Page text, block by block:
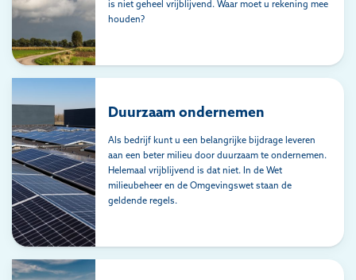
is niet geheel vrijblijvend. Waar moet u rekening mee
houden?
Duurzaam ondernemen
Als bedrijf kunt u een belangrijke bijdrage leveren
aan een beter milieu door duurzaam te ondernemen.
Helemaal vrijblijvend is dat niet. In de Wet
milieubeheer en de Omgevingswet staan de
geldende regels.